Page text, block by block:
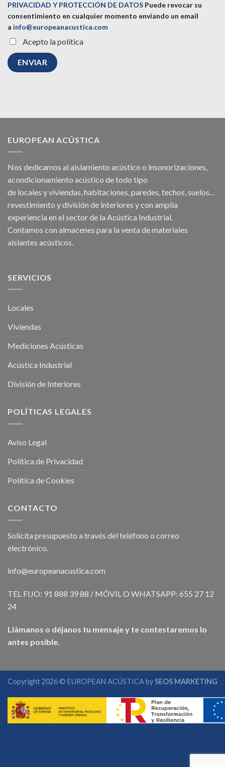
PRIVACIDAD Y PROTECCIÓN DE DATOS Puede revocar su
consentimiento en cualquier momento enviando un email
a info@europeanacustica.com
Acepto la política
EUROPEAN ACÚSTICA
Nos dedicamos al aislamiento acústico o insonorizaciones,
acondicionamiento acústico de todo tipo
de locales yviviendas, habitaciones,paredes,techos, suelos…
revestimiento y división de interiores y con amplia
experiencia en el sector de la Acústica Industrial.
Contamos con almacenes para la venta demateriales
aislantes acústicos.
SERVICIOS
Locales
Viviendas
Mediciones Acústicas
Acústica Industrial
División de Interiores
POLÍTICAS LEGALES
Aviso Legal
Política de Privacidad
Política de Cookies
CONTACTO
Solicita presupuesto a través del teléfono o correo
electrónico.
info@europeanacustica.com
TEL FIJO: 91 888 39 88 / MÓVIL O WHATSAPP: 655 27 12
24
Llámanos o déjanos tu mensaje y te contestaremos lo
antes posible.
Copyright 2026 © EUROPEAN ACÚSTICA by SEOS MARKETING